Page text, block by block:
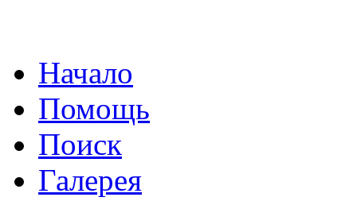
Начало
Помощь
Поиск
Галерея